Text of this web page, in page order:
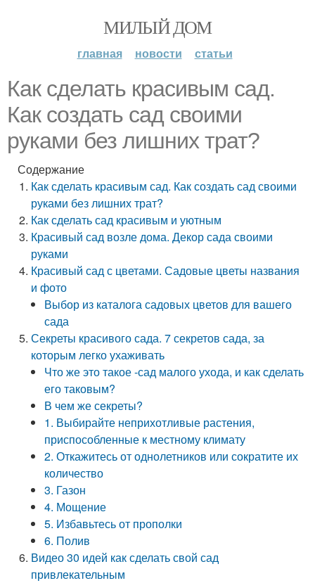
МИЛЫЙ ДОМ
главная новости статьи
Как сделать красивым сад.
Как создать сад своими
руками без лишних трат?
Содержание
Как сделать красивым сад. Как создать сад своими
руками без лишних трат?
Как сделать сад красивым и уютным
Красивый сад возле дома. Декор сада своими
руками
Красивый сад с цветами. Садовые цветы названия
и фото
Выбор из каталога садовых цветов для вашего
сада
Секреты красивого сада. 7 секретов сада, за
которым легко ухаживать
Что же это такое -сад малого ухода, и как сделать
его таковым?
В чем же секреты?
1. Выбирайте неприхотливые растения,
приспособленные к местному климату
2. Откажитесь от однолетников или сократите их
количество
3. Газон
4. Мощение
5. Избавьтесь от прополки
6. Полив
Видео 30 идей как сделать свой сад
привлекательным